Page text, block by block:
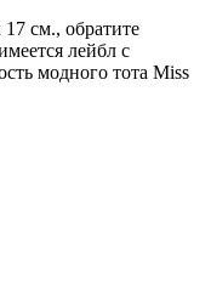
см., обратите
лейбл с
модного тота Miss